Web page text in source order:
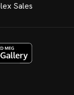
Sales